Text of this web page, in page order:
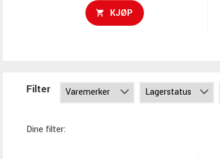
KJØP
Filter
Dine filter: